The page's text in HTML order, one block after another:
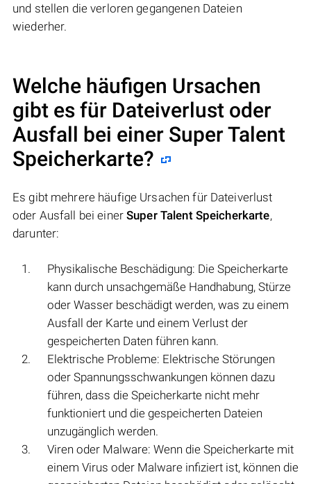
und stellen die verloren gegangenen Dateien
wiederher.
Welche häufigen Ursachen
gibt es für Dateiverlust oder
Ausfall bei einer Super Talent
Speicherkarte?
Es gibt mehrere häufige Ursachen für Dateiverlust
oder Ausfall bei einerSuper Talent Speicherkarte,
darunter:
Physikalische Beschädigung: Die Speicherkarte
kann durch unsachgemäße Handhabung, Stürze
oder Wasser beschädigt werden, was zu einem
Ausfall der Karte und einem Verlust der
gespeicherten Daten führen kann.
Elektrische Probleme: Elektrische Störungen
oder Spannungsschwankungen können dazu
führen, dass die Speicherkarte nicht mehr
funktioniert und die gespeicherten Dateien
unzugänglich werden.
Viren oder Malware: Wenn die Speicherkarte mit
einem Virus oder Malware infiziert ist, können die